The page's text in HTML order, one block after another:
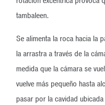
tambaleen.
Se alimenta la roca hacia la
la arrastra a través de la
medida que la cámara se
vuelve más pequeño hasta
pasar por la cavidad